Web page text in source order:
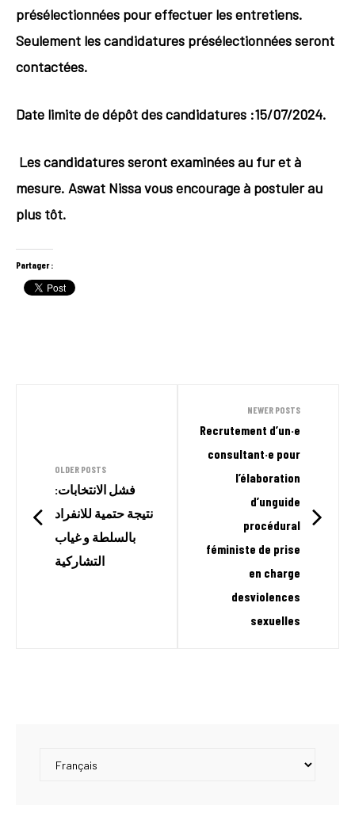
présélectionnées pour effectuer les entretiens.
Seulement les candidatures présélectionnées seront
contactées.
Date limite de dépôt des candidatures :15/07/2024.
Les candidatures seront examinées au fur et à
mesure. Aswat Nissa vous encourage à postuler au
plus tôt.
Partager :
OLDER POSTS
فشل الانتخابات:
نتيجة حتمية للانفراد
بالسلطة و غياب
التشاركية
NEWER POSTS
Recrutement d’un·e
consultant·e pour
l’élaboration
d’unguide
procédural
féministe de prise
en charge
desviolences
sexuelles